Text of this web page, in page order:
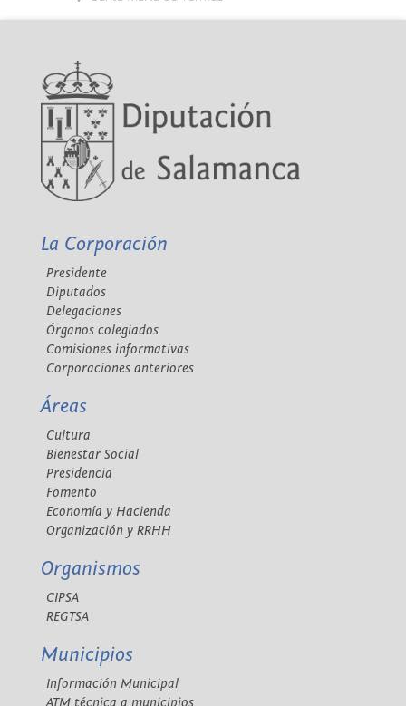
La Corporación
Presidente
Diputados
Delegaciones
Órganos colegiados
Comisiones informativas
Corporaciones anteriores
Áreas
Cultura
Bienestar Social
Presidencia
Fomento
Economía y Hacienda
Organización y RRHH
Organismos
CIPSA
REGTSA
Municipios
Información Municipal
ATM técnica a municipios